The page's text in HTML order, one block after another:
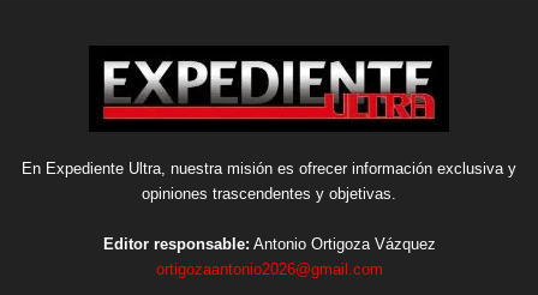
En Expediente Ultra, nuestra misión es ofrecer información exclusiva y
opiniones trascendentes y objetivas.
Editor responsable: Antonio Ortigoza Vázquez
ortigozaantonio2026@gmail.com